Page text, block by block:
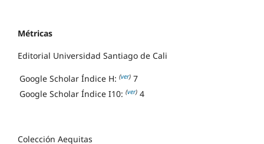
Métricas
Editorial Universidad Santiago de Cali
Google Scholar Índice H: (ver) 7
Google Scholar Índice I10: (ver) 4
Colección Aequitas